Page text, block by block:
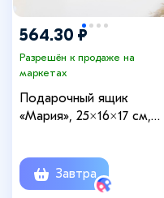
564.30 ₽
Разрешён к продаже на
маркетах
Подарочный ящик
«Мария», 25×16×17 см,
Завтра